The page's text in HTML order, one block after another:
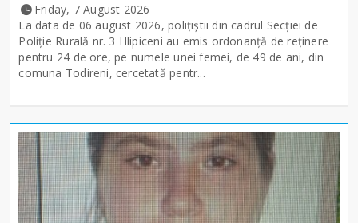
Friday, 7 August 2026
La data de 06 august 2026, polițiștii din cadrul Secției de
Poliție Rurală nr. 3 Hlipiceni au emis ordonanță de reținere
pentru 24 de ore, pe numele unei femei, de 49 de ani, din
comuna Todireni, cercetată pentr...